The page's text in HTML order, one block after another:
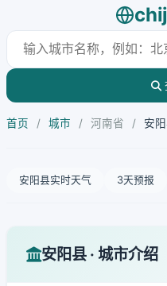
首页 / 城市 / 河南省 / 安
安阳县实时天气 3天预报
安阳县 · 城市介绍